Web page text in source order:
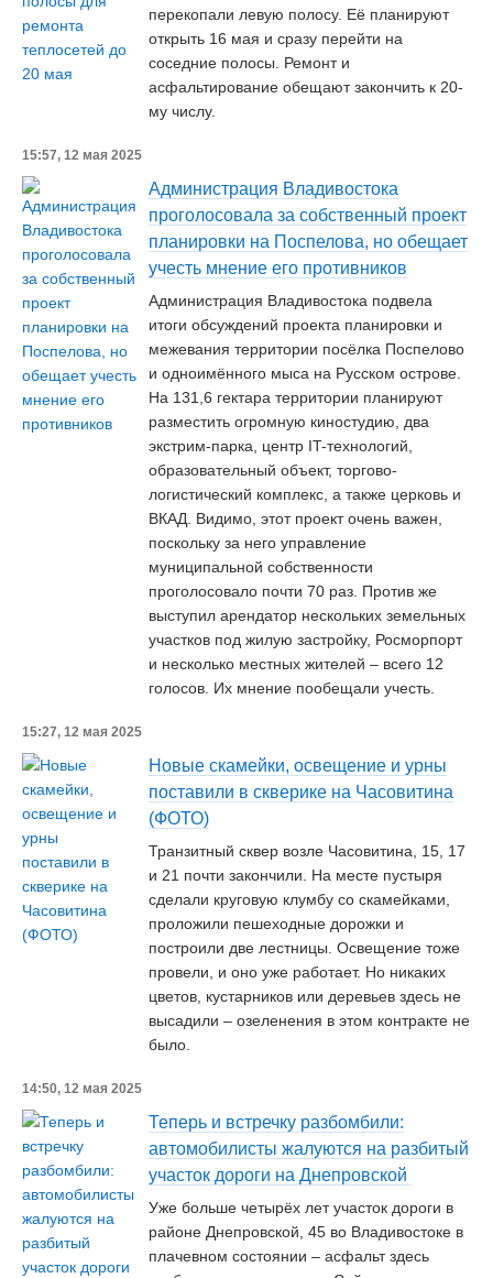
перекопали левую полосу. Её планируют
открыть 16 мая и сразу перейти на
соседние полосы. Ремонт и
асфальтирование обещают закончить к 20-
му числу.
15:57, 12 мая 2025
Администрация Владивостока
проголосовала за собственный проект
планировки на Поспелова, но обещает
учесть мнение его противников
Администрация Владивостока подвела
итоги обсуждений проекта планировки и
межевания территории посёлка Поспелово
и одноимённого мыса на Русском острове.
На 131,6 гектара территории планируют
разместить огромную киностудию, два
экстрим-парка, центр IT-технологий,
образовательный объект, торгово-
логистический комплекс, а также церковь и
ВКАД. Видимо, этот проект очень важен,
поскольку за него управление
муниципальной собственности
проголосовало почти 70 раз. Против же
выступил арендатор нескольких земельных
участков под жилую застройку, Росморпорт
и несколько местных жителей – всего 12
голосов. Их мнение пообещали учесть.
15:27, 12 мая 2025
Новые скамейки, освещение и урны
поставили в скверике на Часовитина
(ФОТО)
Транзитный сквер возле Часовитина, 15, 17
и 21 почти закончили. На месте пустыря
сделали круговую клумбу со скамейками,
проложили пешеходные дорожки и
построили две лестницы. Освещение тоже
провели, и оно уже работает. Но никаких
цветов, кустарников или деревьев здесь не
высадили – озеленения в этом контракте не
было.
14:50, 12 мая 2025
Теперь и встречку разбомбили:
автомобилисты жалуются на разбитый
участок дороги на Днепровской
Уже больше четырёх лет участок дороги в
районе Днепровской, 45 во Владивостоке в
плачевном состоянии – асфальт здесь